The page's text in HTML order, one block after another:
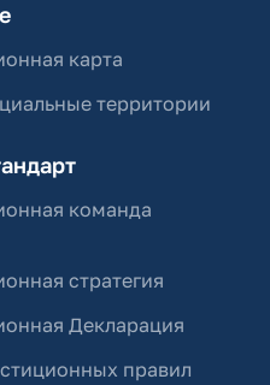
карта
территории
команда
стратегия
Декларация
правил